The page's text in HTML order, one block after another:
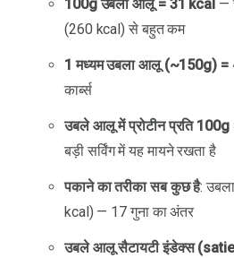
100g उबला आलू = 31 kcal —
(260 kcal) से बहुत कम
1 मध्यम उबला आलू (~150g) =
कार्ब्स
उबले आलू में प्रोटीन प्रति
बड़ी सर्विंग में यह मायने रखता है
पकाने का तरीका सब कुछ है:
kcal) — 17 गुना का अंतर
उबले आलू सैटायटी इंडेक्स